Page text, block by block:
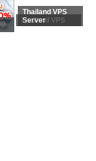
Thailand VPS
Thailand VPS
Server